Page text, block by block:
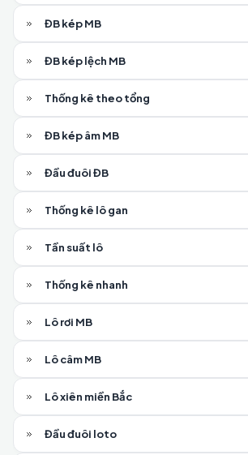
ĐB kép MB
ĐB kép lệch MB
Thống kê theo tổng
ĐB kép âm MB
Đầu đuôi ĐB
Thống kê lô gan
Tần suất lô
Thống kê nhanh
Lô rơi MB
Lô câm MB
Lô xiên miền Bắc
Đầu đuôi loto